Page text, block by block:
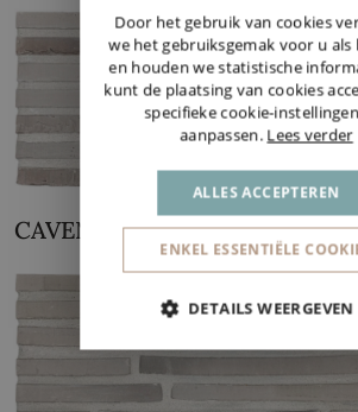
CAVENDISH
Door het gebruik van cookies
we het gebruiksgemak voor u als
en houden we statistische
kunt de plaatsing van cookies
specifieke cookie-
aanpassen. Lees verder
ALLES ACCEPTEREN
ENKEL ESSENTIËLE
DETAILS WEERGEVEN